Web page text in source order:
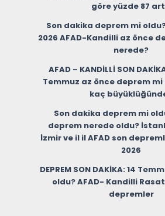
göre yüzde 87
Son dakika deprem mi
2026 AFAD-Kandilli az önce
nerede?
AFAD – KANDİLLİ SON
Temmuz az önce deprem
kaç
Son dakika deprem mi
deprem nerede oldu?
İzmir ve il il AFAD son
2026
DEPREM SON DAKİKA: 14
oldu? AFAD- Kandilli
depremler